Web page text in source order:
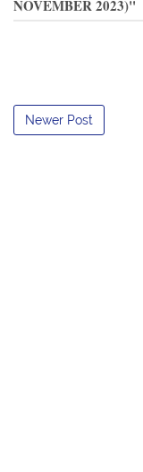
NOVEMBER 2023)"
Newer Post